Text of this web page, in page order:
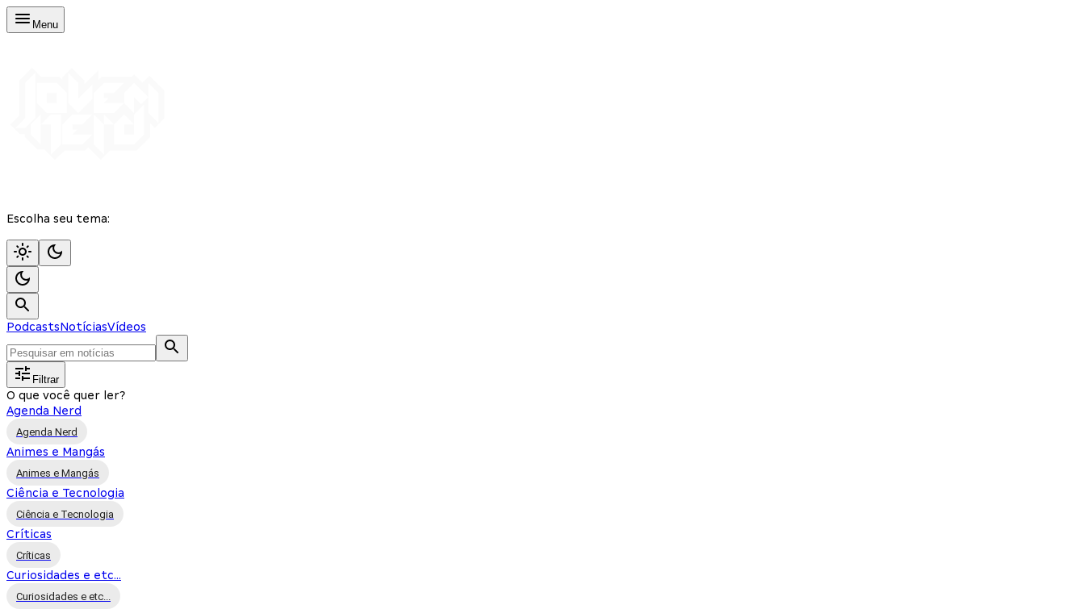
Menu
Escolha seu tema:
PodcastsNotíciasVídeos
Filtrar
O que você quer ler?
Agenda Nerd
Agenda Nerd
Animes e Mangás
Animes e Mangás
Ciência e Tecnologia
Ciência e Tecnologia
Críticas
Críticas
Curiosidades e etc...
Curiosidades e etc...